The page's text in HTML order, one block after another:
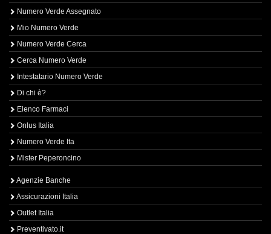
Numero Verde Assegnato
Mio Numero Verde
Numero Verde Cerca
Cerca Numero Verde
Intestatario Numero Verde
Di chi è?
Elenco Farmaci
Onlus Italia
Numero Verde Ita
Mister Peperoncino
Agenzie Banche
Assicurazioni Italia
Outlet Italia
Preventivato.it